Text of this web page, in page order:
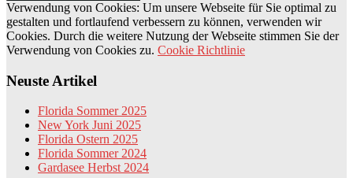
Verwendung von Cookies: Um unsere Webseite für Sie optimal zu
gestalten und fortlaufend verbessern zu können, verwenden wir
Cookies. Durch die weitere Nutzung der Webseite stimmen Sie der
Verwendung von Cookies zu. Cookie Richtlinie
Neuste Artikel
Florida Sommer 2025
New York Juni 2025
Florida Ostern 2025
Florida Sommer 2024
Gardasee Herbst 2024